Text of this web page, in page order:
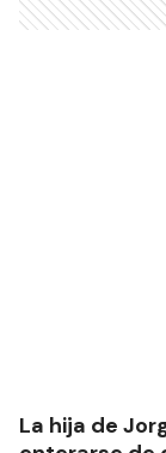
La hija de